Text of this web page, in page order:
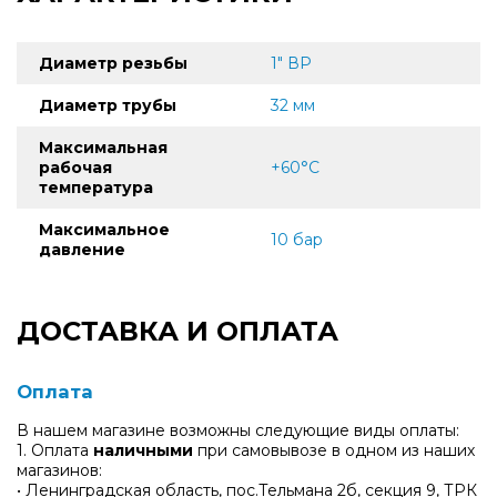
Диаметр резьбы 1" ВР
Диаметр трубы 32 мм
Максимальная
рабочая
температура
+60°С
Максимальное
давление
10 бар
ДОСТАВКА И ОПЛАТА
Оплата
В нашем магазине возможны следующие виды оплаты:
1. Оплата наличными при самовывозе в одном из наших
магазинов:
• Ленинградская область, пос.Тельмана 2б, секция 9, ТРК